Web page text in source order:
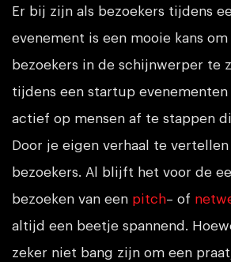
Er bij zijn als bezoekers tijdens
evenement is een mooie kans
bezoekers in de schijnwerper te
tijdens een startup
actief op mensen af te stappen
Door je eigen verhaal te vertellen
bezoekers. Al blijft het voor de
bezoeken van een pitch– of
altijd een beetje spannend.
zeker niet bang zijn om een